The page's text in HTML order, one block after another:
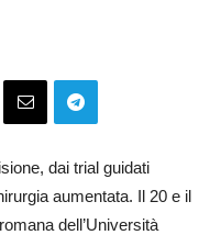
dai trial guidati
aumentata. Il 20 e il
dell’Università